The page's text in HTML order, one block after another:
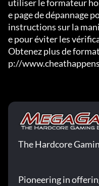
utiliser le formateur
e page de dépannage
instructions sur la
e pour éviter les
Obtenez plus de
p://
The Hardcore
Pioneering in